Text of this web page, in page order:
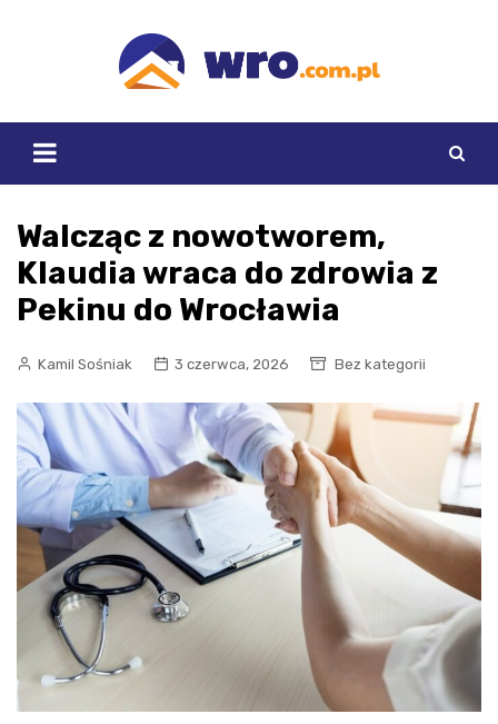
Walcząc z nowotworem,
Klaudia wraca do zdrowia z
Pekinu do Wrocławia
Kamil Sośniak 3 czerwca, 2026 Bez kategorii